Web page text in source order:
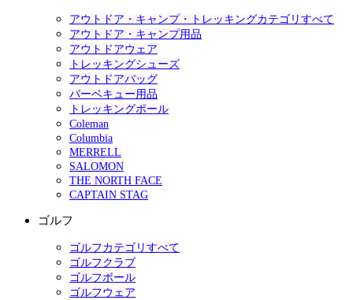
アウトドア・キャンプ・トレッキングカテゴリすべて
アウトドア・キャンプ用品
アウトドアウェア
トレッキングシューズ
アウトドアバッグ
バーベキュー用品
トレッキングポール
Coleman
Columbia
MERRELL
SALOMON
THE NORTH FACE
CAPTAIN STAG
ゴルフ
ゴルフカテゴリすべて
ゴルフクラブ
ゴルフボール
ゴルフウェア